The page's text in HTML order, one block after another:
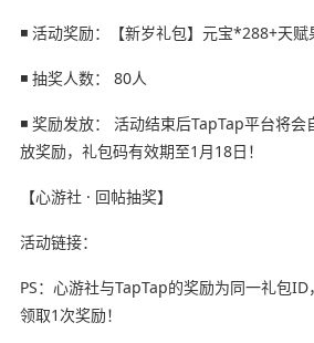
◾ 活动奖励：【新岁礼包】元宝*288+天
◾ 抽奖人数： 80人
◾ 奖励发放： 活动结束后TapTap平台将
放奖励，礼包码有效期至1月18日！
【心游社 · 回帖抽奖】
活动链接：
PS：心游社与TapTap的奖励为同一礼包
领取1次奖励！